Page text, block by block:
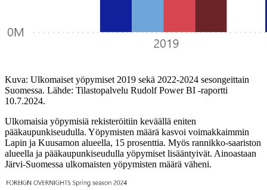
Kuva: Ulkomaiset yöpymiset 2019 sekä 2022-2024 sesongeittain
Suomessa. Lähde: Tilastopalvelu Rudolf Power BI -raportti
10.7.2024.
Ulkomaisia yöpymisiä rekisteröitiin keväällä eniten
pääkaupunkiseudulla. Yöpymisten määrä kasvoi voimakkaimmin
Lapin ja Kuusamon alueella, 15 prosenttia. Myös rannikko-saariston
alueella ja pääkaupunkiseudulla yöpymiset lisääntyivät. Ainoastaan
Järvi-Suomessa ulkomaisten yöpymisten määrä väheni.